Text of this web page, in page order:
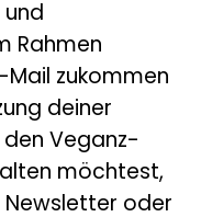
und
Rahmen
Mail zukommen
deiner
Veganz-
möchtest,
Newsletter oder